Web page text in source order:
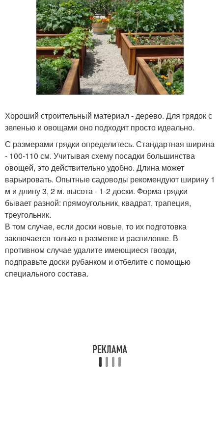
Хороший строительный материал - дерево. Для грядок с
зеленью и овощами оно подходит просто идеально.
С размерами грядки определитесь. Стандартная ширина
- 100-110 см. Учитывая схему посадки большинства
овощей, это действительно удобно. Длина может
варьировать. Опытные садоводы рекомендуют ширину 1
м и длину 3, 2 м. высота - 1-2 доски. Форма грядки
бывает разной: прямоугольник, квадрат, трапеция,
треугольник.
В том случае, если доски новые, то их подготовка
заключается только в разметке и распиловке. В
противном случае удалите имеющиеся гвозди,
подправьте доски рубанком и отбелите с помощью
специального состава.